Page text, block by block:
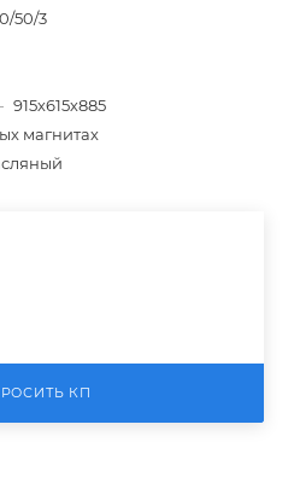
50/3
915х615х885
магнитах
КП